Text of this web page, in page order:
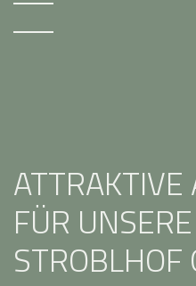
ATTRAKTIVE
FÜR
STROBLHOF